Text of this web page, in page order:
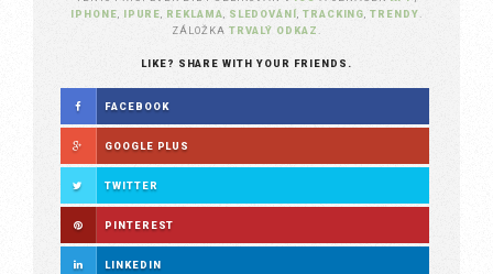
IPHONE
IPURE REKLAMA SLEDOVÁNÍ TRACKING ,TRENDY
ZÁLOŽKA TRVALÝ ODKAZ
LIKE? SHARE WITH YOUR FRIENDS.
FACEBOOK
GOOGLE PLUS
TWITTER
PINTEREST
LINKEDIN